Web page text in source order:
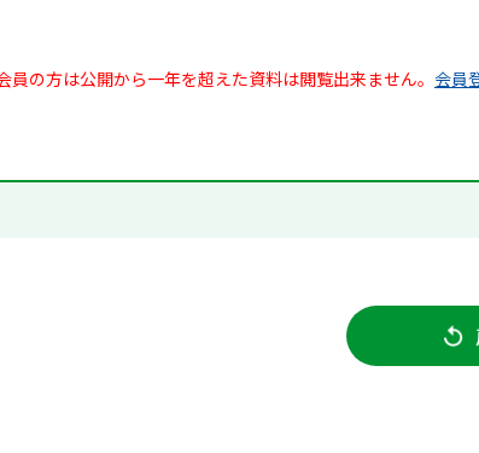
員の方は公開から一年を超えた資料は閲覧出来ません。 会員